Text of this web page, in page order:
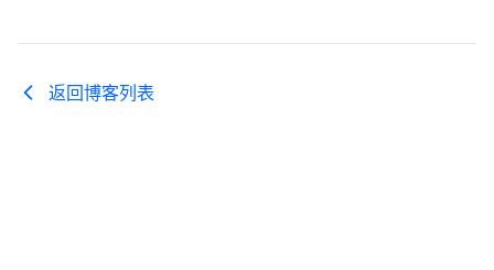
返回博客列表